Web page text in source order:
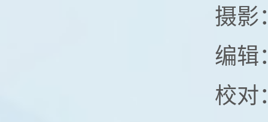
摄影
编辑
校对